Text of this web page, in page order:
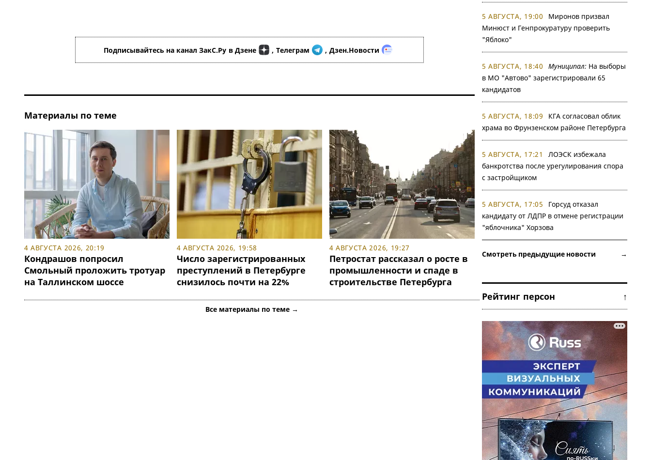
Подписывайтесь на канал ЗакС.Ру в Дзене , Телеграм , Дзен.Новости
Материалы по теме
4 АВГУСТА 2026, 20:19
Кондрашов попросил
Смольный проложить тротуар
на Таллинском шоссе
4 АВГУСТА 2026, 19:58
Число зарегистрированных
преступлений в Петербурге
снизилось почти на 22%
4 АВГУСТА 2026, 19:27
Петростат рассказал о росте в
промышленности и спаде в
строительстве Петербурга
Все материалы по теме →
5 АВГУСТА, 19:00
Миронов призвал
Минюст и Генпрокуратуру проверить
"Яблоко"
5 АВГУСТА, 18:40 Муниципал: На выборы
в МО "Автово" зарегистрировали 65
кандидатов
5 АВГУСТА, 18:09
КГА согласовал облик
храма во Фрунзенском районе Петербурга
5 АВГУСТА, 17:21
ЛОЭСК избежала
банкротства после урегулирования спора
с застройщиком
5 АВГУСТА, 17:05
Горсуд отказал
кандидату от ЛДПР в отмене регистрации
"яблочника" Хорзова
Смотреть предыдущие новости →
Рейтинг персон ↑